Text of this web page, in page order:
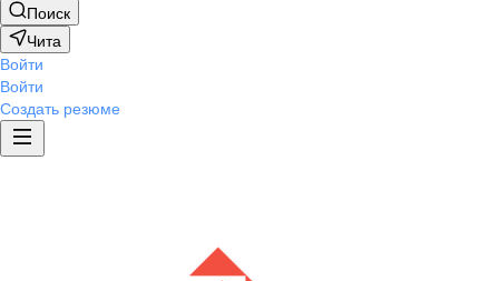
Поиск
Чита
Войти
Войти
Создать резюме